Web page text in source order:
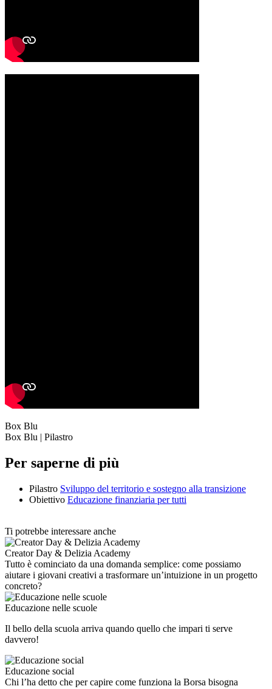
Box Blu
Box Blu | Pilastro
Per saperne di più
Pilastro Sviluppo del territorio e sostegno alla transizione
Obiettivo Educazione finanziaria per tutti
Ti potrebbe interessare anche
Creator Day & Delizia Academy
Tutto è cominciato da una domanda semplice: come possiamo
aiutare i giovani creativi a trasformare un’intuizione in un progetto
concreto?
Educazione nelle scuole
Il bello della scuola arriva quando quello che impari ti serve
davvero!
Educazione social
Chi l’ha detto che per capire come funziona la Borsa bisogna